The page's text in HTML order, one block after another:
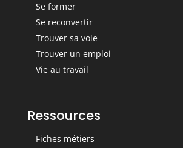
Se former
Se reconvertir
Trouver sa voie
Trouver un emploi
Vie au travail
Ressources
Fiches métiers